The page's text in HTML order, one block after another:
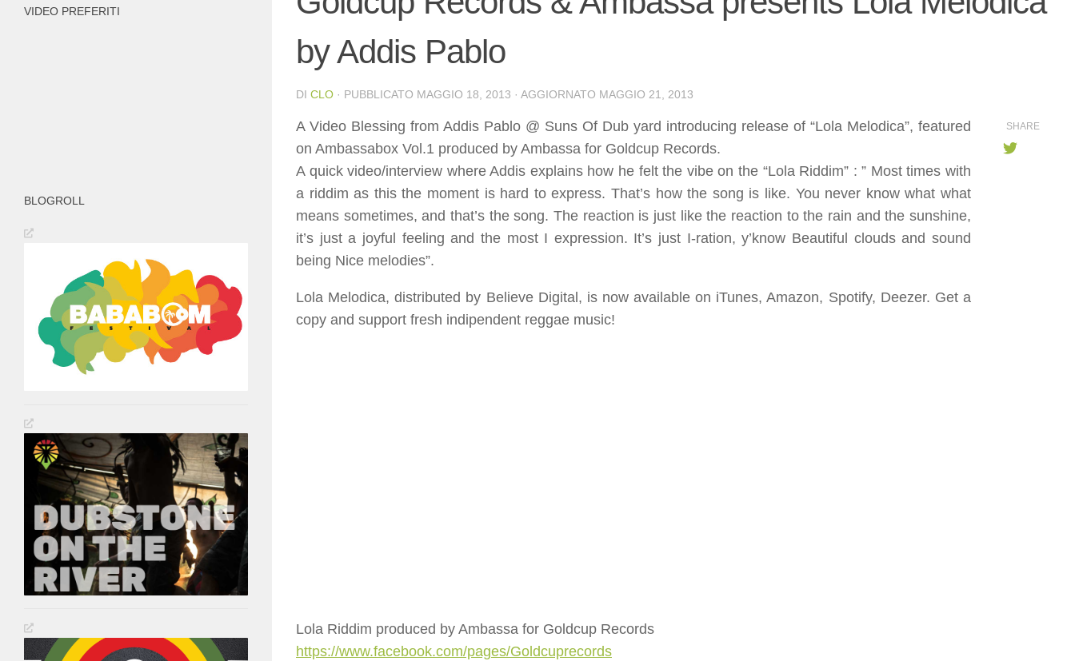
by Addis Pablo
DI CLO · PUBBLICATO MAGGIO 18, 2013 · AGGIORNATO MAGGIO 21, 2013
A Video Blessing from Addis Pablo @ Suns Of Dub yard introducing release of “Lola Melodica”, featured
on Ambassabox Vol.1 produced by Ambassa for Goldcup Records.
A quick video/interview where Addis explains how he felt the vibe on the “Lola Riddim” : ” Most times with
a riddim as this the moment is hard to express. That’s how the song is like. You never know what what
means sometimes, and that’s the song. The reaction is just like the reaction to the rain and the sunshine,
it’s just a joyful feeling and the most I expression. It’s just I-ration, y’know Beautiful clouds and sound
being Nice melodies”.
Lola Melodica, distributed by Believe Digital, is now available on iTunes, Amazon, Spotify, Deezer. Get a
copy and support fresh indipendent reggae music!
Lola Riddim produced by Ambassa for Goldcup Records
https://www.facebook.com/pages/Goldcuprecords
SHARE
VIDEO PREFERITI
BLOGROLL